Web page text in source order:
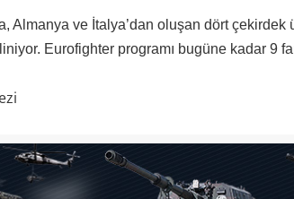
Almanya ve İtalya’dan oluşan dört çekirdek
Eurofighter programı bugüne kadar 9